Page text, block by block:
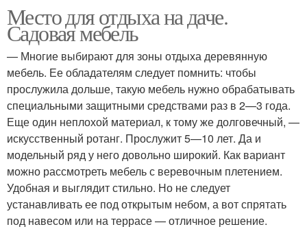
Место для отдыха на даче.
Садовая мебель
— Многие выбирают для зоны отдыха деревянную
мебель. Ее обладателям следует помнить: чтобы
прослужила дольше, такую мебель нужно обрабатывать
специальными защитными средствами раз в 2—3 года.
Еще один неплохой материал, к тому же долговечный, —
искусственный ротанг. Прослужит 5—10 лет. Да и
модельный ряд у него довольно широкий. Как вариант
можно рассмотреть мебель с веревочным плетением.
Удобная и выглядит стильно. Но не следует
устанавливать ее под открытым небом, а вот спрятать
под навесом или на террасе — отличное решение.